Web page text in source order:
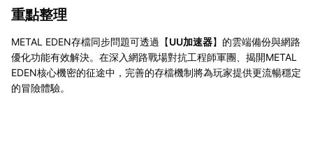
重點整理
METAL EDEN存檔同步問題可透過【UU加速器】的雲端備份與網路
優化功能有效解決。在深入網路戰場對抗工程師軍團、揭開METAL
EDEN核心機密的征途中，完善的存檔機制將為玩家提供更流暢穩定
的冒險體驗。